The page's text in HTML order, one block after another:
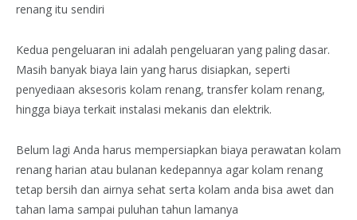
renang itu sendiri
Kedua pengeluaran ini adalah pengeluaran yang paling dasar.
Masih banyak biaya lain yang harus disiapkan, seperti
penyediaan aksesoris kolam renang, transfer kolam renang,
hingga biaya terkait instalasi mekanis dan elektrik.
Belum lagi Anda harus mempersiapkan biaya perawatan kolam
renang harian atau bulanan kedepannya agar kolam renang
tetap bersih dan airnya sehat serta kolam anda bisa awet dan
tahan lama sampai puluhan tahun lamanya